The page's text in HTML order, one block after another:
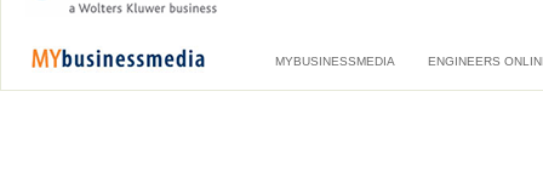
MYBUSINESSMEDIA ENGINEERS